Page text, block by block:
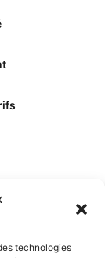
technologies